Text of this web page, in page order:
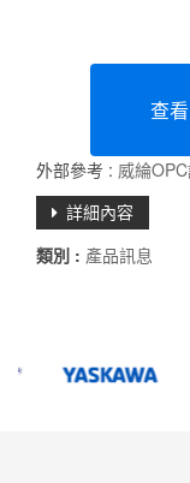
查
外部參考 : 威綸
詳細內容
類別 : 產品訊息